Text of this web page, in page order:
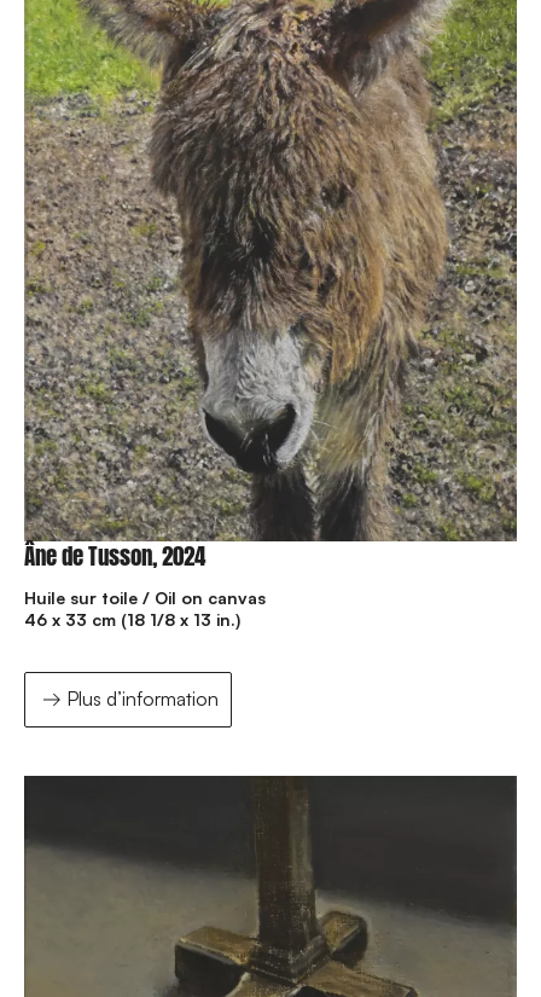
Âne de Tusson, 2024
Huile sur toile / Oil on canvas
46 x 33 cm (18 1/8 x 13 in.)
Plus d’information